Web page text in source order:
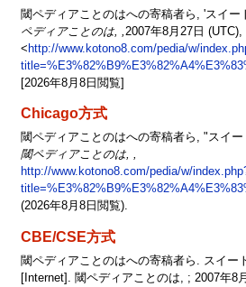
閾ペディアことのはへの寄稿者ら, 'スイー
ペディアことのは, ,2007年8月27日 (UTC),
< http://www.kotono8.com/pedia/w/
[2026年8月8日閲覧]
Chicago方式
閾ペディアことのはへの寄稿者ら, "スイ
閾ペディアことのは, ,
http://www.kotono8.com/pedia/w/
(2026年8月8日閲覧).
CBE/CSE方式
閾ペディアことのはへの寄稿者ら. スイー
[Internet]. 閾ペディアことのは, ; 2007年8